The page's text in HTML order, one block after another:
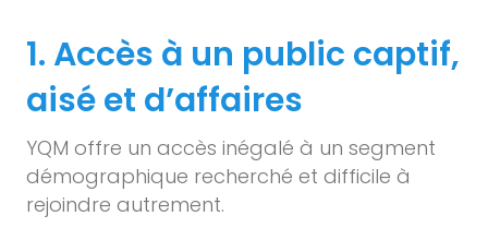
1. Accès à un public captif,
aisé et d’affaires
YQM offre un accès inégalé à un segment
démographique recherché et difficile à
rejoindre autrement.